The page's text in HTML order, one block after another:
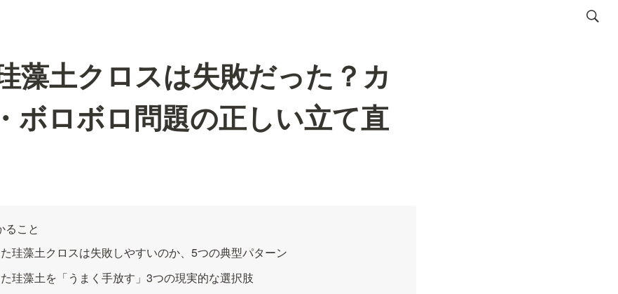
藻土クロスは失敗だった？カ
ボロボロ問題の正しい立て直
ること
珪藻土クロスは失敗しやすいのか、5つの典型パターン
珪藻土を「うまく手放す」3つの現実的な選択肢